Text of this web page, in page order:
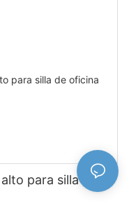
para silla de